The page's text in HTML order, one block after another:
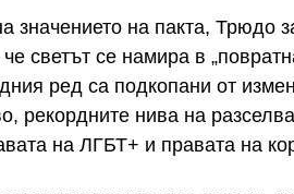
значението на пакта,
светът се намира в
ред са подкопани от
рекордните нива на
на ЛГБТ+ и правата на